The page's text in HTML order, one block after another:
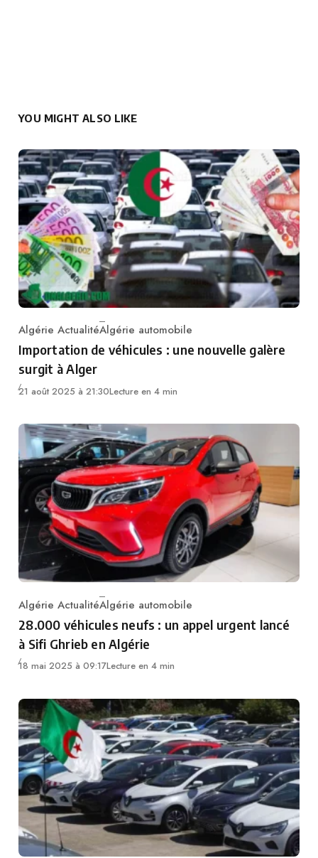
YOU MIGHT ALSO LIKE
Category
Algérie ActualitéAlgérie automobile
Importation de véhicules : une nouvelle galère
surgit à Alger
21 août 2025 à 21:30Lecture en 4 min
Category
Algérie ActualitéAlgérie automobile
28.000 véhicules neufs : un appel urgent lancé
à Sifi Ghrieb en Algérie
18 mai 2025 à 09:17Lecture en 4 min